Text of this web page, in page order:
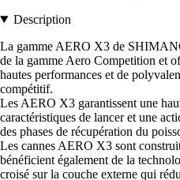
Description
La gamme AERO X3 de
de la gamme Aero Competition et
hautes performances et de
compétitif.
Les AERO X3 garantissent une
caractéristiques de lancer et une
des phases de récupération du
Les cannes AERO X3 sont
bénéficient également de la
croisé sur la couche externe qui